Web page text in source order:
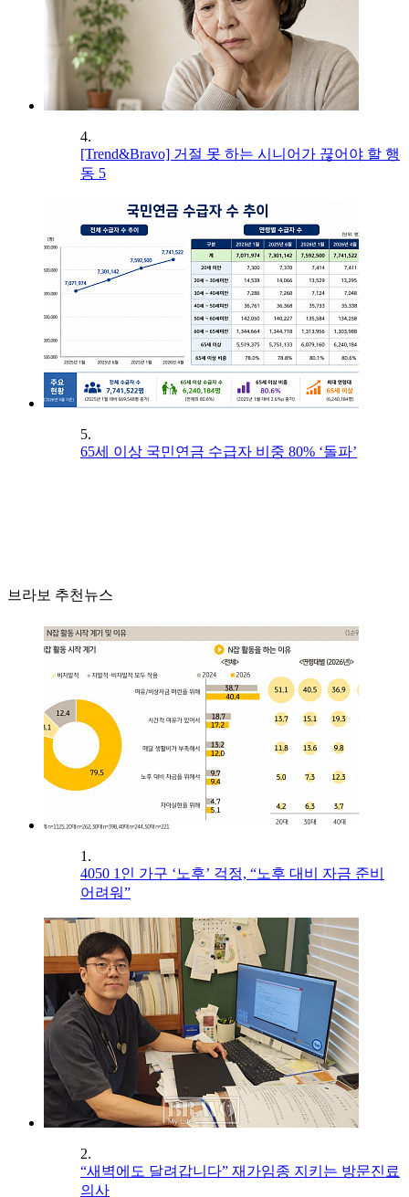
4.
[Trend&Bravo] 거절 못 하는 시니어가 끊어야 할 행
동 5
5.
65세 이상 국민연금 수급자 비중 80% ‘돌파’
브라보 추천뉴스
1.
4050 1인 가구 ‘노후’ 걱정, “노후 대비 자금 준비
어려워”
2.
“새벽에도 달려갑니다” 재가임종 지키는 방문진료
의사